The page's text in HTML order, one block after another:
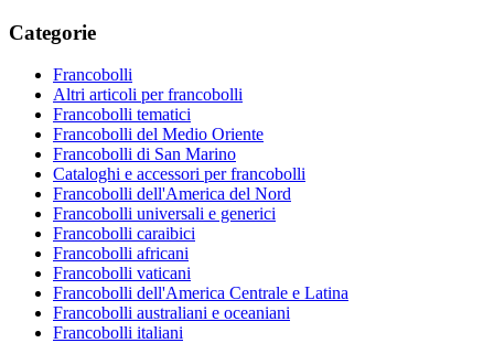
Categorie
Francobolli
Altri articoli per francobolli
Francobolli tematici
Francobolli del Medio Oriente
Francobolli di San Marino
Cataloghi e accessori per francobolli
Francobolli dell'America del Nord
Francobolli universali e generici
Francobolli caraibici
Francobolli africani
Francobolli vaticani
Francobolli dell'America Centrale e Latina
Francobolli australiani e oceaniani
Francobolli italiani